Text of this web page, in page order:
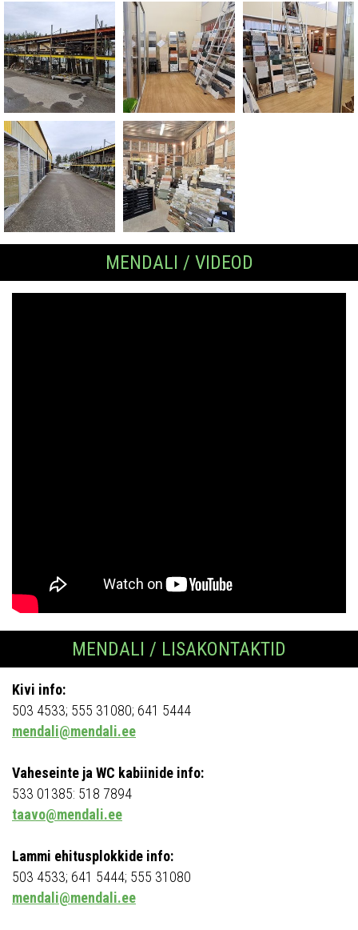
MENDALI / VIDEOD
MENDALI / LISAKONTAKTID
Kivi info:
503 4533; 555 31080; 641 5444
mendali@mendali.ee
Vaheseinte ja WC kabiinide info:
533 01385: 518 7894
taavo@mendali.ee
Lammi ehitusplokkide info:
503 4533; 641 5444; 555 31080
mendali@mendali.ee